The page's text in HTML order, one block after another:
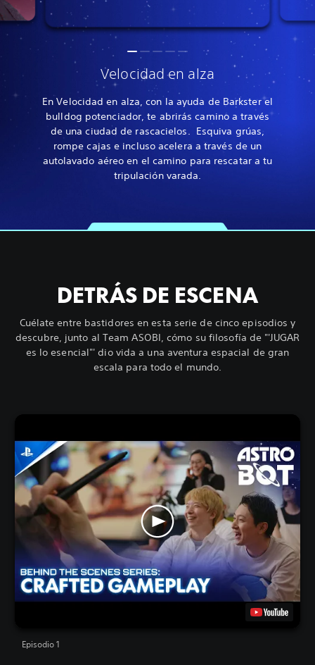
Velocidad en alza
En Velocidad en alza, con la ayuda de Barkster el
bulldog potenciador, te abrirás camino a través
de una ciudad de rascacielos. Esquiva grúas,
rompe cajas e incluso acelera a través de un
autolavado aéreo en el camino para rescatar a tu
tripulación varada.
DETRÁS DE ESCENA
Cuélate entre bastidores en esta serie de cinco episodios y
descubre, junto al Team ASOBI, cómo su filosofía de "'JUGAR
es lo esencial"' dio vida a una aventura espacial de gran
escala para todo el mundo.
Episodio 1